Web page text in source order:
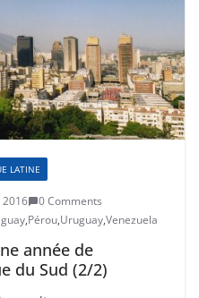
LATINE
2016
0 Comments
,Pérou,Uruguay,Venezuela
année de
du Sud (2/2)